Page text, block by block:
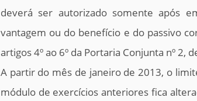
deverá ser autorizado somente após
vantagem ou do benefício e do passivo
artigos 4º ao 6º da Portaria Conjunta nº 2,
A partir do mês de janeiro de 2013, o
módulo de exercícios anteriores fica